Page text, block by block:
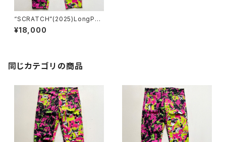
“SCRATCH”(2025)LongPan
ts ロングパンツA
¥18,000
同じカテゴリの商品